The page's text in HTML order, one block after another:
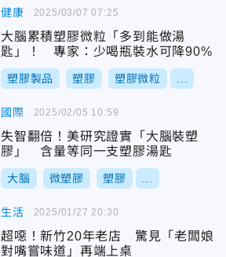
健康
大腦累積塑膠微粒「多到能做湯
匙」！ 專家：少喝瓶裝水可降90%
塑膠製品 塑膠 塑膠微粒
2025/03/07 07:25
國際
失智翻倍！美研究證實「大腦裝塑
膠」 含量等同一支塑膠湯匙
大腦 微塑膠 塑膠
2025/02/05 10:59
生活
超噁！新竹20年老店 驚見「老闆娘
對嘴嘗味道」再端上桌
2025/01/27 20:30